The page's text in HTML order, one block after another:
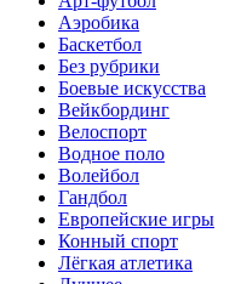
Аэробика
Баскетбол
Без рубрики
Боевые искусства
Вейкбординг
Велоспорт
Водное поло
Волейбол
Гандбол
Европейские игры
Конный спорт
Лёгкая атлетика